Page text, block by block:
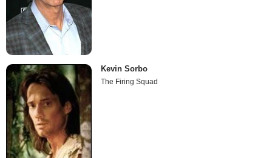
Kevin Sorbo
The Firing Squad